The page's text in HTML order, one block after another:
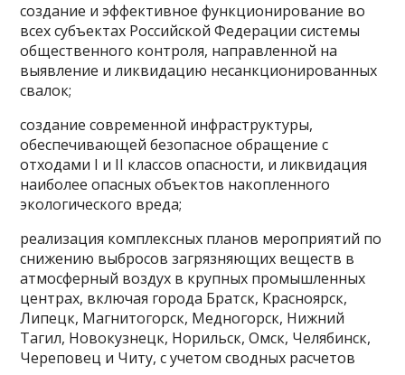
создание и эффективное функционирование во
всех субъектах Российской Федерации системы
общественного контроля, направленной на
выявление и ликвидацию несанкционированных
свалок;
создание современной инфраструктуры,
обеспечивающей безопасное обращение с
отходами I и II классов опасности, и ликвидация
наиболее опасных объектов накопленного
экологического вреда;
реализация комплексных планов мероприятий по
снижению выбросов загрязняющих веществ в
атмосферный воздух в крупных промышленных
центрах, включая города Братск, Красноярск,
Липецк, Магнитогорск, Медногорск, Нижний
Тагил, Новокузнецк, Норильск, Омск, Челябинск,
Череповец и Читу, с учетом сводных расчетов